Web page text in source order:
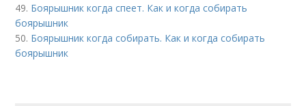
49. Боярышник когда спеет. Как и когда собирать
боярышник
50. Боярышник когда собирать. Как и когда собирать
боярышник